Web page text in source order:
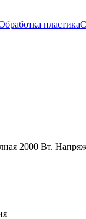
пластика
2000 Вт.